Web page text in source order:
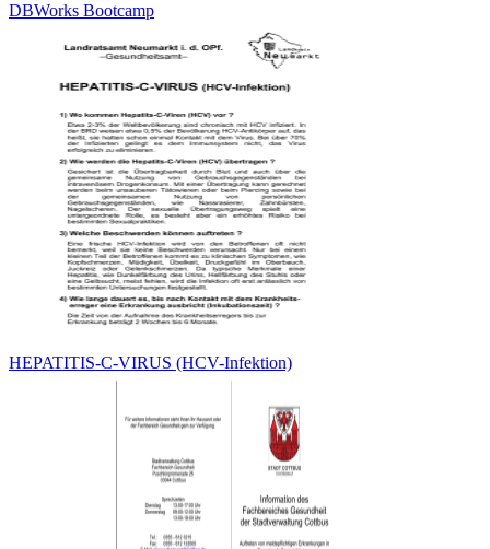
DBWorks Bootcamp
HEPATITIS-C-VIRUS (HCV-Infektion)